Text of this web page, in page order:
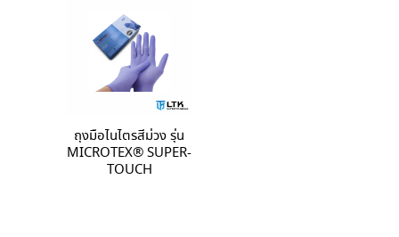
ถุงมือไนไตรสีม่วง รุ่น
MICROTEX®️ SUPER-
TOUCH